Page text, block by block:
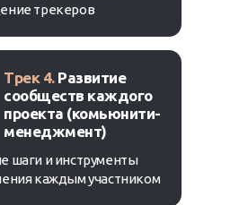
Трек 4.Развитие
сообществ каждого
проекта (комьюнити-
менеджмент)
шаги и инструменты
каждым участником
трекеров